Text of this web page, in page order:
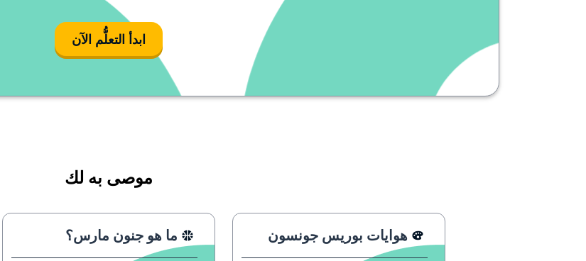
ابدأ التعلُّم الآن
موصى به لك
هوايات بوريس جونسون ما هو جنون مارس؟